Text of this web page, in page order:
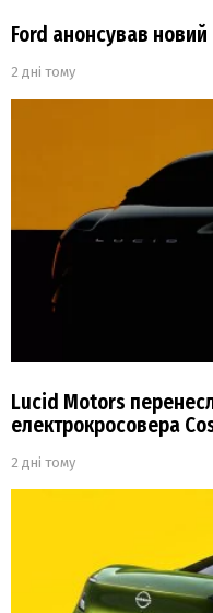
Ford анонсував
2 дні тому
Lucid Motors
електрокросовера
2 дні тому